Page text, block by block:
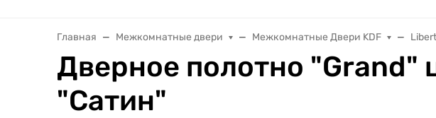
Главная Межкомнатные двери Межкомнатные Двери KDF
Дверное полотно "Grand"
"Сатин"